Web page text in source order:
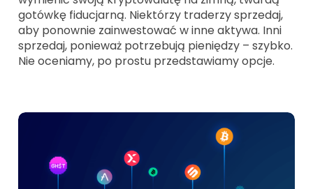
gotówkę fiducjarną. Niektórzy traderzy sprzedaj,
aby ponownie zainwestować w inne aktywa. Inni
sprzedaj, ponieważ potrzebują pieniędzy – szybko.
Nie oceniamy, po prostu przedstawiamy opcje.